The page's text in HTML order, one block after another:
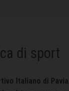
di sport
Italiano di Pavia